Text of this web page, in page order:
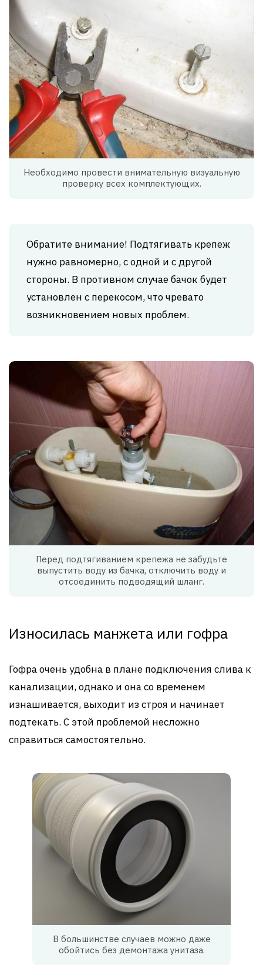
Необходимо провести внимательную визуальную
проверку всех комплектующих.
Обратите внимание! Подтягивать крепеж
нужно равномерно, с одной и с другой
стороны. В противном случае бачок будет
установлен с перекосом, что чревато
возникновением новых проблем.
Перед подтягиванием крепежа не забудьте
выпустить воду из бачка, отключить воду и
отсоединить подводящий шланг.
Износилась манжета или гофра
Гофра очень удобна в плане подключения слива к
канализации, однако и она со временем
изнашивается, выходит из строя и начинает
подтекать. С этой проблемой несложно
справиться самостоятельно.
В большинстве случаев можно даже
обойтись без демонтажа унитаза.